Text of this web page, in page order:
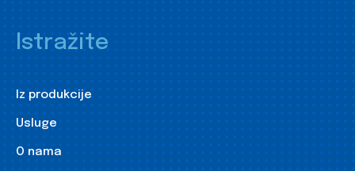
Istražite
Iz produkcije
Usluge
O nama